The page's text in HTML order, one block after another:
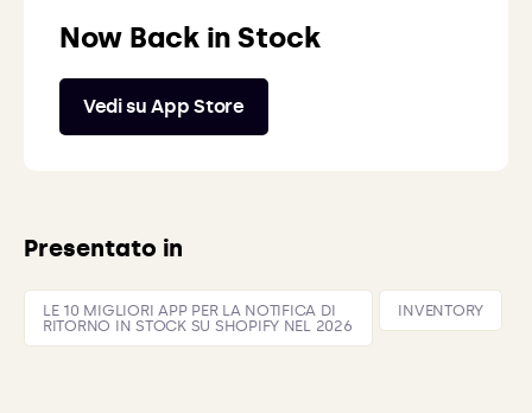
Now Back in Stock
Vedi su App Store
Presentato in
LE 10 MIGLIORI APP PER LA NOTIFICA DI
RITORNO IN STOCK SU SHOPIFY NEL 2026
INVENTORY